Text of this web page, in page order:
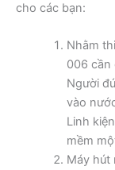
cho các bạn:
Nhằm
006 cần
Người
vào
Linh
mềm
Máy hút